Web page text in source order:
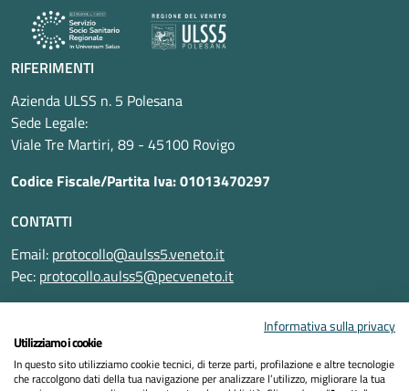
RIFERIMENTI
Azienda ULSS n. 5 Polesana
Sede Legale:
Viale Tre Martiri, 89 - 45100 Rovigo
Codice Fiscale/Partita Iva: 01013470297
CONTATTI
Email: protocollo@aulss5.veneto.it
Pec: protocollo.aulss5@pecveneto.it
Informativa sulla privacy
Utilizziamo i cookie
In questo sito utilizziamo cookie tecnici, di terze parti, profilazione e altre tecnologie
che raccolgono dati della tua navigazione per analizzare l’utilizzo, migliorare la tua